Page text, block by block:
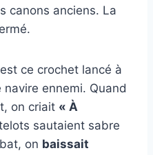
canons anciens. La
est ce crochet lancé à
ennemi. Quand
on criait « À
sautaient sabre
on baissait